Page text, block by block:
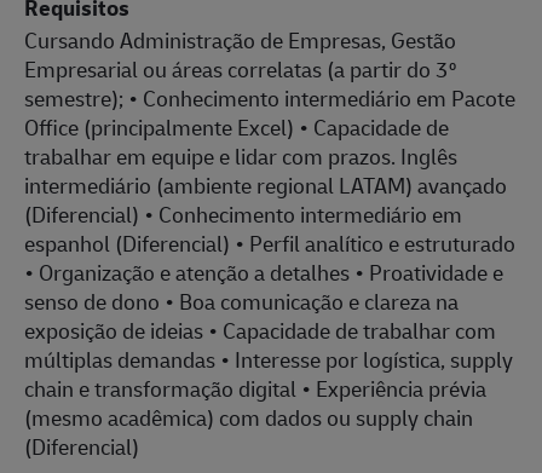
Requisitos
Cursando Administração de Empresas, Gestão
Empresarial ou áreas correlatas (a partir do 3º
semestre); • Conhecimento intermediário em Pacote
Office (principalmente Excel) • Capacidade de
trabalhar em equipe e lidar com prazos. Inglês
intermediário (ambiente regional LATAM) avançado
(Diferencial) • Conhecimento intermediário em
espanhol (Diferencial) • Perfil analítico e estruturado
• Organização e atenção a detalhes • Proatividade e
senso de dono • Boa comunicação e clareza na
exposição de ideias • Capacidade de trabalhar com
múltiplas demandas • Interesse por logística, supply
chain e transformação digital • Experiência prévia
(mesmo acadêmica) com dados ou supply chain
(Diferencial)